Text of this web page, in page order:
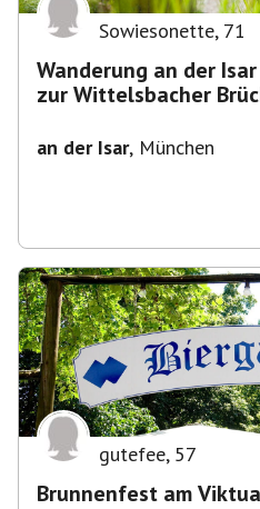
Sowiesonette, 71
Wanderung an der
zur Wittelsbacher
an der Isar, München
gutefee, 57
Brunnenfest am